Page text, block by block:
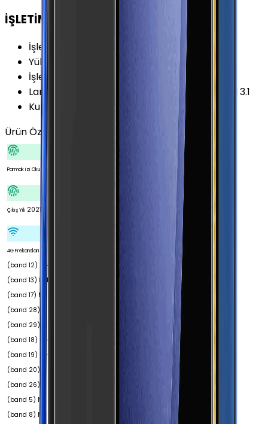
İŞLETİM SİSTEMİ
İşletim Sistemi
Android
Yükseltilebilir Versiyon
Android 13 (T)
İşletim Sistemi Versiyonu
Lansman Arayüz Versiyonu
Samsung One UI 3.1
Kullanıcı Arayüzü
Ürün Özellikleri
Parmak izi Okuyucu
Çıkış Yılı 2021
4G Frekansları
(band 12) MHz 700
(band 13) MHz 700
(band 17) MHz 700
(band 28) MHz 700
(band 29) MHz 800
(band 18) MHz 800
(band 19) MHz 800
(band 20) MHz 850
(band 26) MHz 850
(band 5) MHz 900
(band 8) MHz 1700